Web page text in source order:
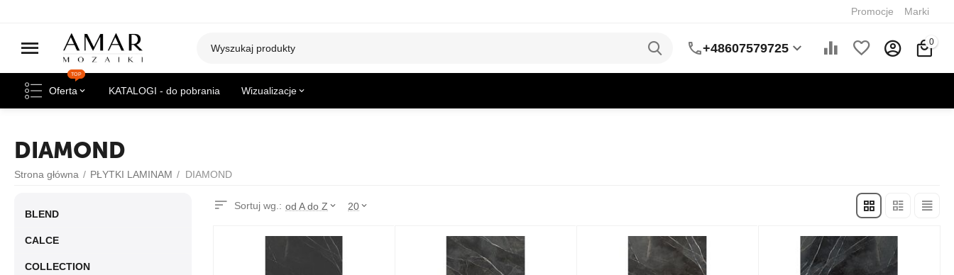
Promocje Marki
+48607579725 0
Oferta
TOP
KATALOGI - do pobrania Wizualizacje
DIAMOND
Strona główna / PŁYTKI LAMINAM / DIAMOND
Sortuj wg.: od A do Z 20
BLEND
CALCE
COLLECTION